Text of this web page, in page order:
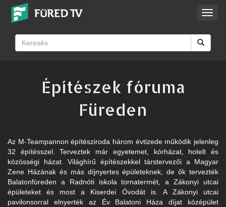
Építészek fóruma
Füreden
Az M-Teampannon építésziroda három évtizede működik jelenleg
32 építésszel. Terveztek már egyetemet, kórházat, hotelt és
közösségi házat. Világhírű építészekkel társtervezői a Magyar
Zene Házának és más díjnyertes épületeknek, de ők tervezték
Balatonfüreden a Radnóti iskola tornatermét, a Zákonyi utcai
épületeket és most a Kiserdei Óvodát is. A Zákonyi utcai
pavilonsorral elnyerték az Év Balatoni Háza díjat középület